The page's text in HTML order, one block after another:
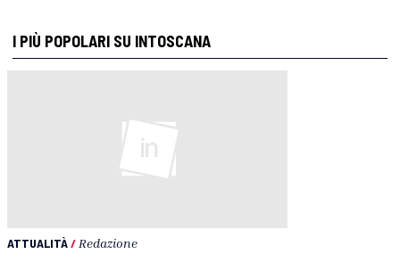
I PIÙ POPOLARI SU INTOSCANA
ATTUALITÀ/ Redazione